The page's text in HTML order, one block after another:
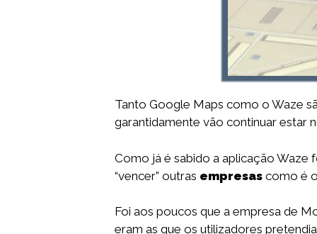
Tanto Google Maps como o Waze
garantidamente vão continuar estar
Como já é sabido a aplicação Waze
“vencer” outras empresas como é
Foi aos poucos que a empresa de
eram as que os utilizadores